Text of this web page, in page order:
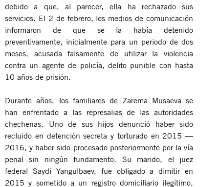
debido a que, al parecer, ella ha rechazado sus
servicios. El 2 de febrero, los medios de comunicación
informaron de que se la había detenido
preventivamente, inicialmente para un periodo de dos
meses, acusada falsamente de utilizar la violencia
contra un agente de policía, delito punible con hasta
10 años de prisión.
Durante años, los familiares de Zarema Musaeva se
han enfrentado a las represalias de las autoridades
chechenas. Uno de sus hijos denunció haber sido
recluido en detención secreta y torturado en 2015 —
2016, y haber sido procesado posteriormente por la vía
penal sin ningún fundamento. Su marido, el juez
federal Saydi Yangulbaev, fue obligado a dimitir en
2015 y sometido a un registro domiciliario ilegítimo,